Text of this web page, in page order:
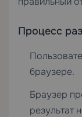
Процесс
браузере.
Браузер
результат